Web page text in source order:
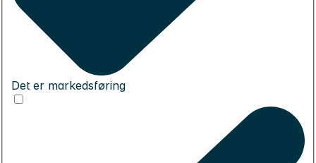
Det er markedsføring